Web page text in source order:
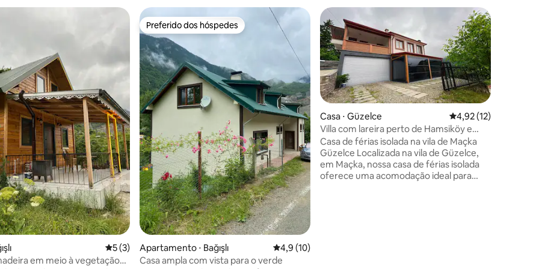
de 5, 3 avaliações 5 de uma avaliação média de 5, 3 avaliações
5 (3)
em meio à vegetação
Preferido dos hóspedes
Preferido dos hóspedes
Apartamento ⋅ Bağışlı 4,9 de uma avaliação média de 5, 10 avaliações
4,9 (10)
Casa ampla com vista para o verde
Casa ⋅ Güzelce 4,92 de uma
4,92 (12)
Villa com lareira perto de Hamsiköy e
Sümelaya
Casa de férias isolada na vila de Maçka
Güzelce Localizada na vila de Güzelce,
em Maçka, nossa casa de férias isolada
oferece uma acomodação ideal para